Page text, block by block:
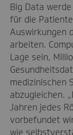
Big Data
für die
Auswirkungen
arbeiten.
Lage sein,
medizinischen
abzugleichen.
Jahren jedes
vorbefundet
wie